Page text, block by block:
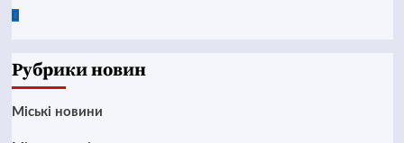
Google
Рубрики новин
Mіські новини